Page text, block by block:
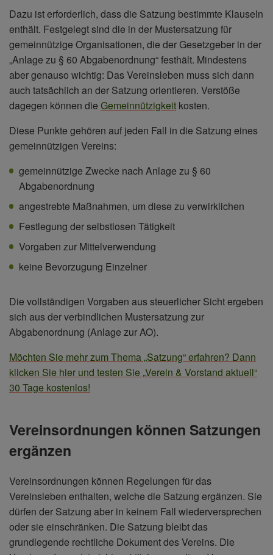
Dazu ist erforderlich, dass die Satzung bestimmte Klauseln
enthält. Festgelegt sind die in der Mustersatzung für
gemeinnützige Organisationen, die der Gesetzgeber in der
„Anlage zu § 60 Abgabenordnung“ festhält. Mindestens
aber genauso wichtig: Das Vereinsleben muss sich dann
auch tatsächlich an der Satzung orientieren. Verstöße
dagegen können die Gemeinnützigkeit kosten.
Diese Punkte gehören auf jeden Fall in die Satzung eines
gemeinnützigen Vereins:
gemeinnützige Zwecke nach Anlage zu § 60
Abgabenordnung
angestrebte Maßnahmen, um diese zu verwirklichen
Festlegung der selbstlosen Tätigkeit
Vorgaben zur Mittelverwendung
keine Bevorzugung Einzelner
Die vollständigen Vorgaben aus steuerlicher Sicht ergeben
sich aus der verbindlichen Mustersatzung zur
Abgabenordnung (Anlage zur AO).
Möchten Sie mehr zum Thema „Satzung“ erfahren? Dann
klicken Sie hier und testen Sie „Verein & Vorstand aktuell“
30 Tage kostenlos!
Vereinsordnungen können Satzungen
ergänzen
Vereinsordnungen können Regelungen für das
Vereinsleben enthalten, welche die Satzung ergänzen. Sie
dürfen der Satzung aber in keinem Fall wiederversprechen
oder sie einschränken. Die Satzung bleibt das
grundlegende rechtliche Dokument des Vereins. Die